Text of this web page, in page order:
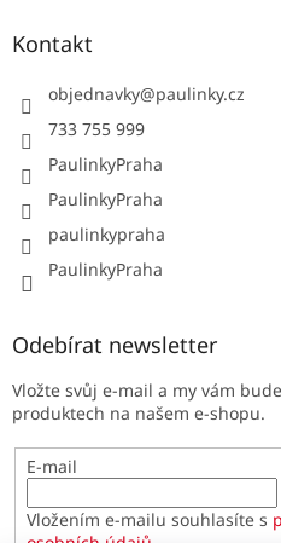
Kontakt
objednavky@paulinky.cz
733 755 999
PaulinkyPraha
PaulinkyPraha
paulinkypraha
PaulinkyPraha
Odebírat newsletter
Vložte svůj e-mail a my vám
produktech na našem e-shopu.
E-mail
Vložením e-mailu souhlasíte s